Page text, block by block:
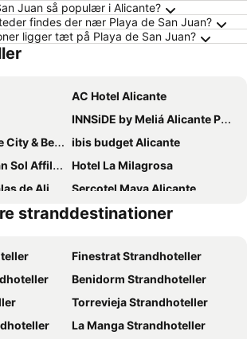
Juan så populær i Alicante?
findes der nær Playa de San Juan?
ligger tæt på Playa de San Juan?
AC Hotel Alicante
INNSiDE by Meliá Alicante Porta Maris
& Beach
ibis budget Alicante
by Meliá
Hotel La Milagrosa
Alicante
Sercotel Maya Alicante
Bypillow Paseo
Hotel Castilla Alicante
Dormirdcine Alicante
Hotel Boutique Alicante Palacete S.XVII Adults Only
Tandem Pórtico Alicante
stranddestinationer
Finestrat Strandhoteller
Benidorm Strandhoteller
Torrevieja Strandhoteller
La Manga Strandhoteller